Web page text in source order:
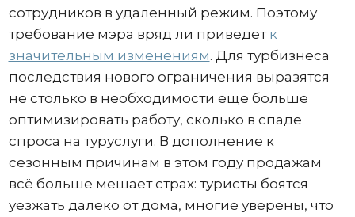
сотрудников в удаленный режим. Поэтому
требование мэра вряд ли приведет к
значительным изменениям. Для турбизнеса
последствия нового ограничения выразятся
не столько в необходимости еще больше
оптимизировать работу, сколько в спаде
спроса на туруслуги. В дополнение к
сезонным причинам в этом году продажам
всё больше мешает страх: туристы боятся
уезжать далеко от дома, многие уверены, что